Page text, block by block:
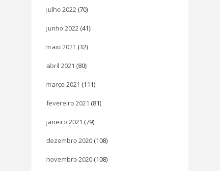
julho 2022 (70)
junho 2022 (41)
maio 2021 (32)
abril 2021 (80)
março 2021 (111)
fevereiro 2021 (81)
janeiro 2021 (79)
dezembro 2020 (108)
novembro 2020 (108)